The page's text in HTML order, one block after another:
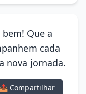
Que a
cada
nova jornada.
📤 Compartilhar